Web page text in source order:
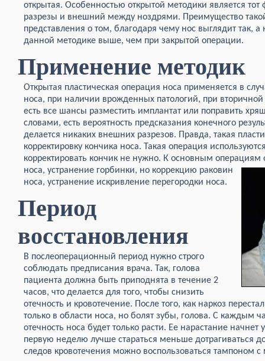
открытая. Особенностью открытой методики является тот
разрезы и внешний между ноздрями. Преимущество
представления о том, благодаря чему нос выглядит так, а
данной методике выше, чем при закрытой операции.
Применение методик
Открытая пластическая операция носа применяется в
носа, при наличии врожденных патологий, при
есть все шансы разместить имплантат или поправить
словами, есть вероятность предсказания конечного
делается никаких внешних разрезов. Правда, такая
корректировку кончика носа. Такая операция
корректировать кончик не нужно. К основным операциям
носа, устранение горбинки, но коррекцию раковин
носа, устранение искривление перегородки носа.
Период
восстановления
В послеоперационный период нужно строго
соблюдать предписания врача. Так, голова
пациента должна быть приподнята в течение 2
часов, что делается для того, чтобы снизить
отечность и кровотечение. После того, как наркоз
только в области носа, но болят зубы, голова. С каждым
отечность носа будет только расти. Ее нарастание начнет
первую неделю лучше стараться меньше дотрагиваться
следов кровотечения можно воспользоваться тампоном